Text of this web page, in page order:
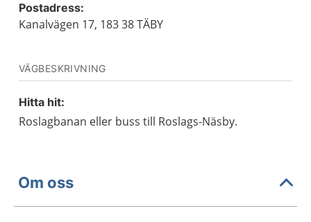
Postadress:
Kanalvägen 17, 183 38 TÄBY
VÄGBESKRIVNING
Hitta hit:
Roslagbanan eller buss till Roslags-Näsby.
Om oss